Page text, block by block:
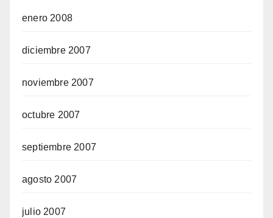
enero 2008
diciembre 2007
noviembre 2007
octubre 2007
septiembre 2007
agosto 2007
julio 2007